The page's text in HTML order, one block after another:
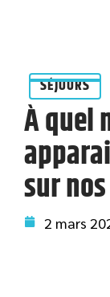
SÉJOURS
À quel
sur
2 mars